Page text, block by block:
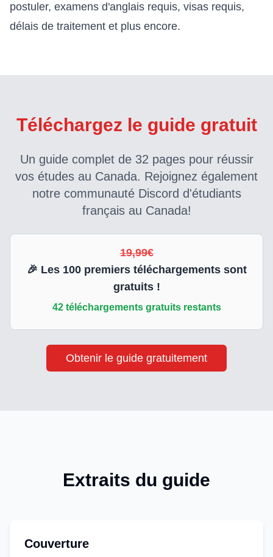
postuler, examens d'anglais requis, visas requis,
délais de traitement et plus encore.
Téléchargez le guide gratuit
Un guide complet de 32 pages pour réussir
vos études au Canada. Rejoignez également
notre communauté Discord d'étudiants
français au Canada!
19,99€
🎉 Les 100premiers téléchargements sont
gratuits !
42 téléchargements gratuits restants
Obtenir le guide gratuitement
Extraits du guide
Couverture